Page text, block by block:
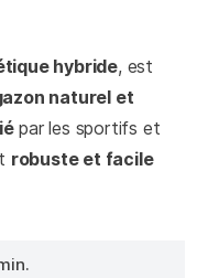
hybride, est
naturel et
par les sportifs et
robuste et facile